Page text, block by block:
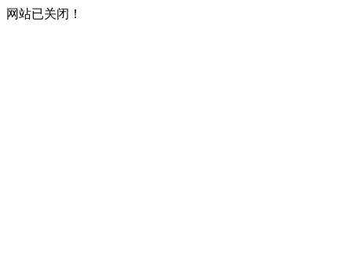
网站已关闭！